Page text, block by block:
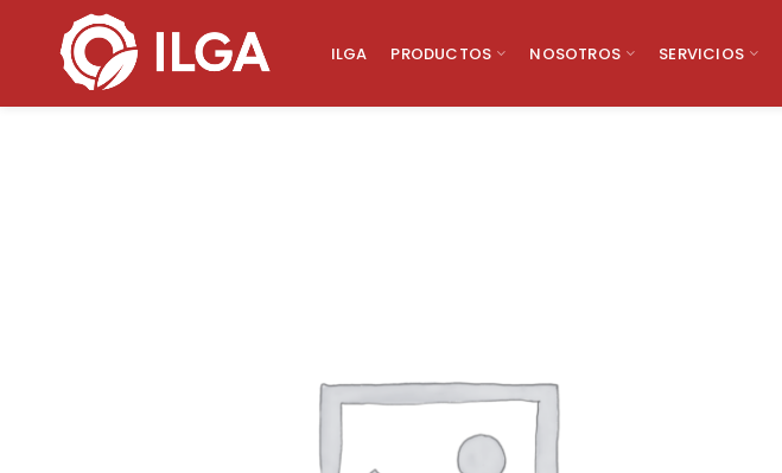
ILGA PRODUCTOS NOSOTROS SERVICIOS